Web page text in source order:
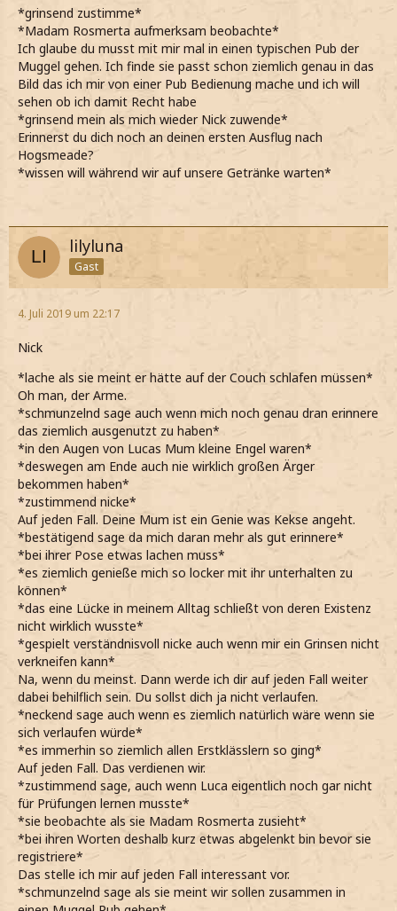
*grinsend zustimme*
*Madam Rosmerta aufmerksam beobachte*
Ich glaube du musst mit mir mal in einen typischen Pub der
Muggel gehen. Ich finde sie passt schon ziemlich genau in das
Bild das ich mir von einer Pub Bedienung mache und ich will
sehen ob ich damit Recht habe
*grinsend mein als mich wieder Nick zuwende*
Erinnerst du dich noch an deinen ersten Ausflug nach
Hogsmeade?
*wissen will während wir auf unsere Getränke warten*
lilyluna
Gast
4. Juli 2019 um 22:17
Nick
*lache als sie meint er hätte auf der Couch schlafen müssen*
Oh man, der Arme.
*schmunzelnd sage auch wenn mich noch genau dran erinnere
das ziemlich ausgenutzt zu haben*
*in den Augen von Lucas Mum kleine Engel waren*
*deswegen am Ende auch nie wirklich großen Ärger
bekommen haben*
*zustimmend nicke*
Auf jeden Fall. Deine Mum ist ein Genie was Kekse angeht.
*bestätigend sage da mich daran mehr als gut erinnere*
*bei ihrer Pose etwas lachen muss*
*es ziemlich genieße mich so locker mit ihr unterhalten zu
können*
*das eine Lücke in meinem Alltag schließt von deren Existenz
nicht wirklich wusste*
*gespielt verständnisvoll nicke auch wenn mir ein Grinsen nicht
verkneifen kann*
Na, wenn du meinst. Dann werde ich dir auf jeden Fall weiter
dabei behilflich sein. Du sollst dich ja nicht verlaufen.
*neckend sage auch wenn es ziemlich natürlich wäre wenn sie
sich verlaufen würde*
*es immerhin so ziemlich allen Erstklässlern so ging*
Auf jeden Fall. Das verdienen wir.
*zustimmend sage, auch wenn Luca eigentlich noch gar nicht
für Prüfungen lernen musste*
*sie beobachte als sie Madam Rosmerta zusieht*
*bei ihren Worten deshalb kurz etwas abgelenkt bin bevor sie
registriere*
Das stelle ich mir auf jeden Fall interessant vor.
*schmunzelnd sage als sie meint wir sollen zusammen in